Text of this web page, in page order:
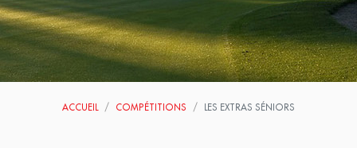
ACCUEIL COMPÉTITIONS LES EXTRAS SÉNIORS